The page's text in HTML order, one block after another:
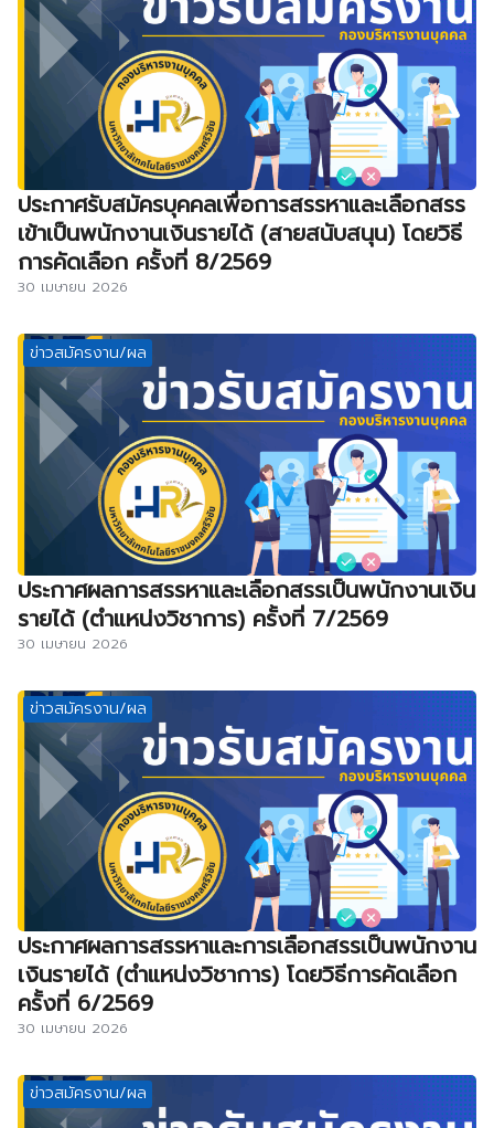
ประกาศรับสมัครบุคคลเพื่อการสรรหาและเลือกสรร
เข้าเป็นพนักงานเงินรายได้ (สายสนับสนุน) โดยวิธี
การคัดเลือก ครั้งที่ 8/2569
30 เมษายน 2026
ข่าวสมัครงาน/ผล
ประกาศผลการสรรหาและเลือกสรรเป็นพนักงานเงิน
รายได้ (ตำแหน่งวิชาการ) ครั้งที่ 7/2569
30 เมษายน 2026
ข่าวสมัครงาน/ผล
ประกาศผลการสรรหาและการเลือกสรรเป็นพนักงาน
เงินรายได้ (ตำแหน่งวิชาการ) โดยวิธีการคัดเลือก
ครั้งที่ 6/2569
30 เมษายน 2026
ข่าวสมัครงาน/ผล